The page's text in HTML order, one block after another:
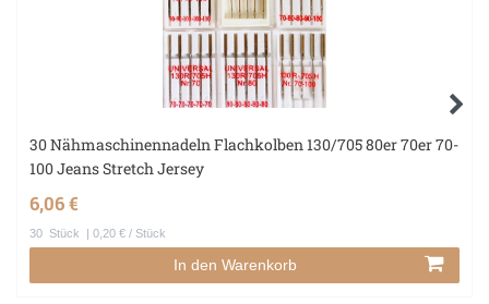
30 Nähmaschinennadeln Flachkolben 130/705 80er 70er 70-
100 Jeans Stretch Jersey
6,06 €
30 Stück | 0,20 € / Stück
In den Warenkorb